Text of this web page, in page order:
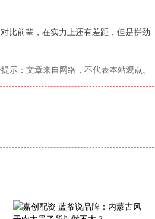
比前辈，在实力上还有差距，但是拼劲
示：文章来自网络，不代表本站观点。